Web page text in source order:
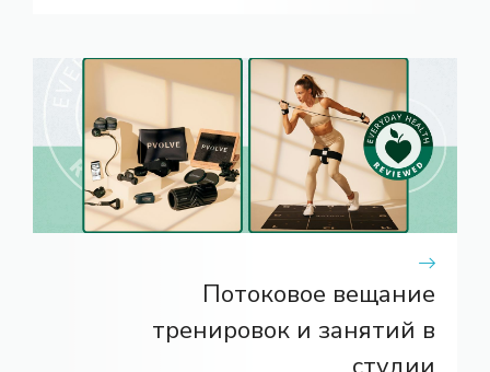
Потоковое вещание
тренировок и занятий в